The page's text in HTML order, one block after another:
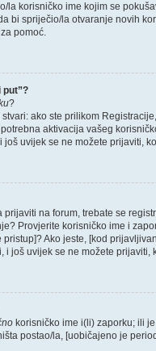
la korisničko ime kojim se
bi spriječio/la otvaranje novih
pomoć.
put”?
?
ako ste prilikom
aktivacija vašeg
uvijek se ne možete prijaviti,
prijaviti na forum, trebate se
Provjerite korisničko ime i
Ako jeste, [kod
još uvijek se ne možete
korisničko ime i(li) zaporku; ili
postao/la, [uobičajeno je